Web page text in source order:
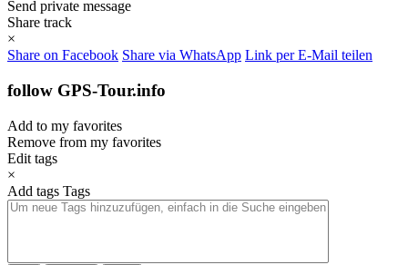
Send private message
Share track
×
Share on Facebook Share via WhatsApp Link per E-Mail teilen
follow GPS-Tour.info
Add to my favorites
Remove from my favorites
Edit tags
×
Add tags Tags